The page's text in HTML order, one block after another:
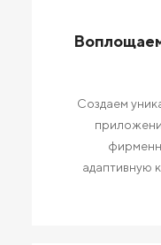
Создаем
адаптивную